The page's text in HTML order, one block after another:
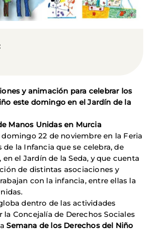
y animación para celebrar los
este domingo en el Jardín de la
Manos Unidas en Murcia
22 de noviembre en la Feria
de la Infancia que se celebra, de
en el Jardín de la Seda, y que cuenta
de distintas asociaciones y
con la infancia, entre ellas la
dentro de las actividades
la Concejalía de Derechos Sociales
Semana de los Derechos del Niño